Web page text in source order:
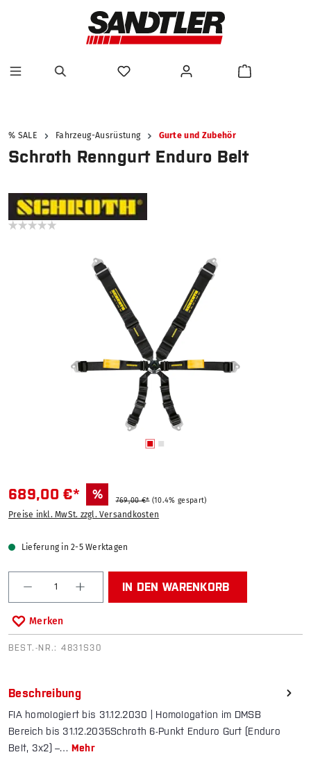
% SALE Fahrzeug-Ausrüstung Gurte und Zubehör
Schroth Renngurt Enduro Belt
Bildergalerie überspringen
689,00 €* % 769,00 €* (10.4% gespart)
Preise inkl. MwSt. zzgl. Versandkosten
Lieferung in 2-5 Werktagen
Produkt Anzahl: Gib den gewünschten Wert ein
IN DEN WARENKORB
Merken
BEST.-NR.:4831S30
Beschreibung
FIA homologiert bis 31.12.2030 | Homologation im DMSB
Bereich bis 31.12.2035Schroth 6-Punkt Enduro Gurt (Enduro
Belt, 3x2) –… Mehr